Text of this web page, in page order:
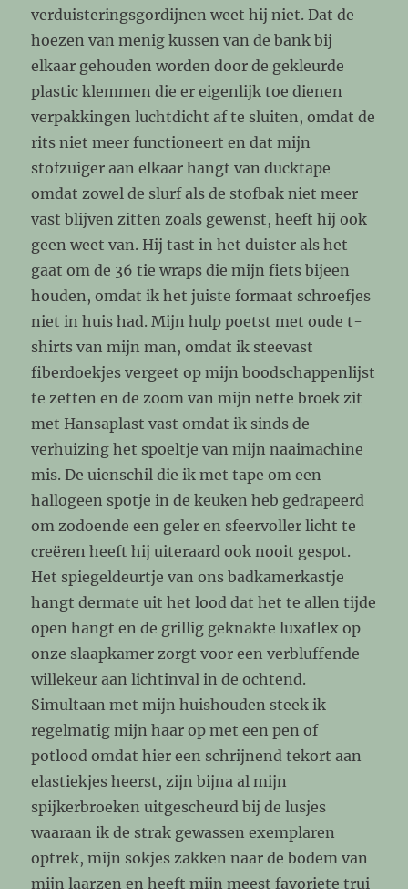
verduisteringsgordijnen weet hij niet. Dat de
hoezen van menig kussen van de bank bij
elkaar gehouden worden door de gekleurde
plastic klemmen die er eigenlijk toe dienen
verpakkingen luchtdicht af te sluiten, omdat de
rits niet meer functioneert en dat mijn
stofzuiger aan elkaar hangt van ducktape
omdat zowel de slurf als de stofbak niet meer
vast blijven zitten zoals gewenst, heeft hij ook
geen weet van. Hij tast in het duister als het
gaat om de 36 tie wraps die mijn fiets bijeen
houden, omdat ik het juiste formaat schroefjes
niet in huis had. Mijn hulp poetst met oude t-
shirts van mijn man, omdat ik steevast
fiberdoekjes vergeet op mijn boodschappenlijst
te zetten en de zoom van mijn nette broek zit
met Hansaplast vast omdat ik sinds de
verhuizing het spoeltje van mijn naaimachine
mis. De uienschil die ik met tape om een
hallogeen spotje in de keuken heb gedrapeerd
om zodoende een geler en sfeervoller licht te
creëren heeft hij uiteraard ook nooit gespot.
Het spiegeldeurtje van ons badkamerkastje
hangt dermate uit het lood dat het te allen tijde
open hangt en de grillig geknakte luxaflex op
onze slaapkamer zorgt voor een verbluffende
willekeur aan lichtinval in de ochtend.
Simultaan met mijn huishouden steek ik
regelmatig mijn haar op met een pen of
potlood omdat hier een schrijnend tekort aan
elastiekjes heerst, zijn bijna al mijn
spijkerbroeken uitgescheurd bij de lusjes
waaraan ik de strak gewassen exemplaren
optrek, mijn sokjes zakken naar de bodem van
mijn laarzen en heeft mijn meest favoriete trui